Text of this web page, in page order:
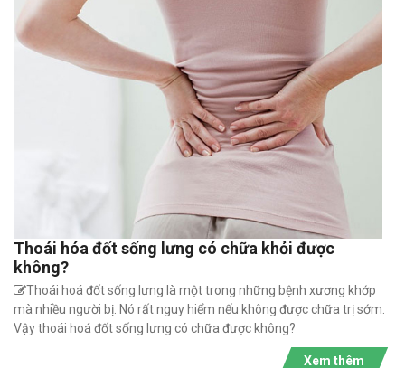
Thoái hóa đốt sống lưng có chữa khỏi được
không?
Thoái hoá đốt sống lưng là một trong những bệnh xương khớp
mà nhiều người bị. Nó rất nguy hiểm nếu không được chữa trị sớm.
Vậy thoái hoá đốt sống lưng có chữa được không?
Xem thêm